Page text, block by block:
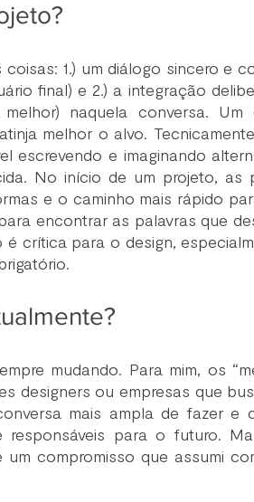
1.) um diálogo sincero e
final) e 2.) a integração
naquela conversa. Um
melhor o alvo.
escrevendo e imaginando
No início de um projeto, as
e o caminho mais rápido
encontrar as palavras que
crítica para o design,
mudando. Para mim, os
designers ou empresas que
mais ampla de fazer e
​​para o futuro.
compromisso que assumi